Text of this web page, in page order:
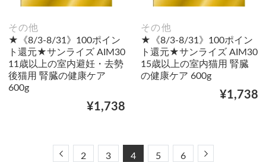
その他
★《8/3-8/31》100ポイン
ト還元★サンライズ AIM30
11歳以上の室内避妊・去勢
後猫用 腎臓の健康ケア
600g
¥1,738
その他
★《8/3-8/31》100ポイン
ト還元★サンライズ AIM30
15歳以上の室内猫用 腎臓
の健康ケア 600g
¥1,738
Previous
2 3 4 5 6 Next